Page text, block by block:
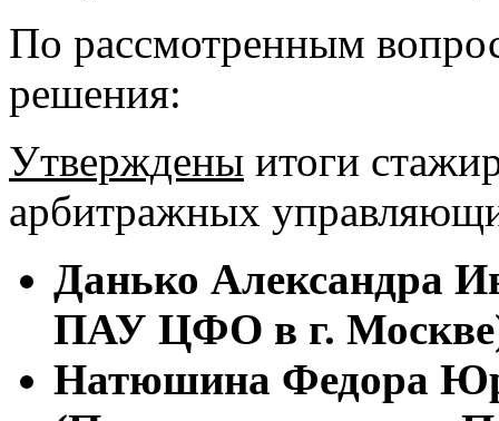
По рассмотренным
решения:
Утверждены итоги
арбитражных
Данько Александра
ПАУ ЦФО в г.
Натюшина Федора